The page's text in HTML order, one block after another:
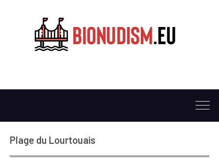
Plage du Lourtouais